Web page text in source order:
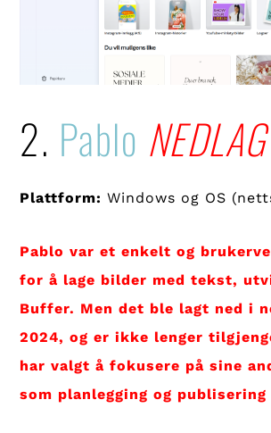
2. Pablo
Plattform: Windows og OS
Pablo var et enkelt og
for å lage bilder med tekst,
Buffer. Men det ble lagt ned i
2024, og er ikke lenger
har valgt å fokusere på sine
som planlegging og